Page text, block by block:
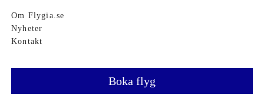
Om Flygia.se
Nyheter
Kontakt
Boka flyg